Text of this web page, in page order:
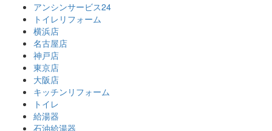
アンシンサービス24
トイレリフォーム
横浜店
名古屋店
神戸店
東京店
大阪店
キッチンリフォーム
トイレ
給湯器
石油給湯器